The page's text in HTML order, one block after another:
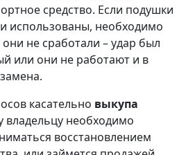
средство. Если подушки
использованы, необходимо
не сработали – удар был
или они не работают и в
касательно выкупа
владельцу необходимо
восстановлением